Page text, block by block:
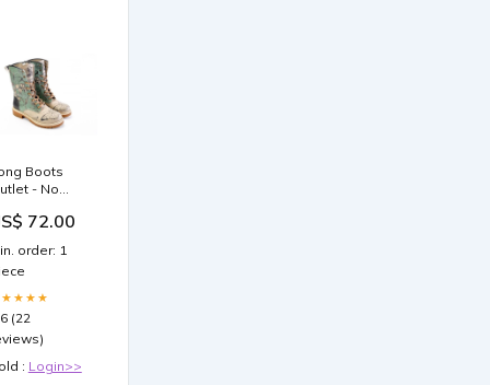
Boots
- No
42 EU -
- 11 US
72.00
order: 1
(22
: Login>>